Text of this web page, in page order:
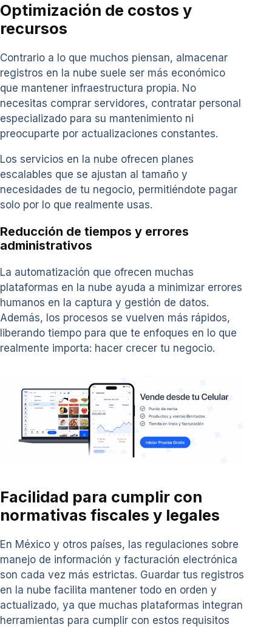
Optimización de costos y
recursos
Contrario a lo que muchos piensan, almacenar
registros en la nube suele ser más económico
que mantener infraestructura propia. No
necesitas comprar servidores, contratar personal
especializado para su mantenimiento ni
preocuparte por actualizaciones constantes.
Los servicios en la nube ofrecen planes
escalables que se ajustan al tamaño y
necesidades de tu negocio, permitiéndote pagar
solo por lo que realmente usas.
Reducción de tiempos y errores
administrativos
La automatización que ofrecen muchas
plataformas en la nube ayuda a minimizar errores
humanos en la captura y gestión de datos.
Además, los procesos se vuelven más rápidos,
liberando tiempo para que te enfoques en lo que
realmente importa: hacer crecer tu negocio.
Facilidad para cumplir con
normativas fiscales y legales
En México y otros países, las regulaciones sobre
manejo de información y facturación electrónica
son cada vez más estrictas. Guardar tus registros
en la nube facilita mantener todo en orden y
actualizado, ya que muchas plataformas integran
herramientas para cumplir con estos requisitos